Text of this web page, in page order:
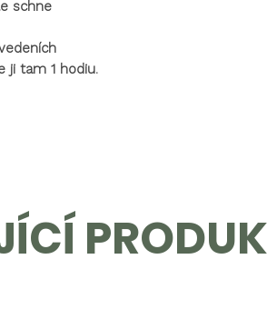
schne
ji tam 1 hodiu.